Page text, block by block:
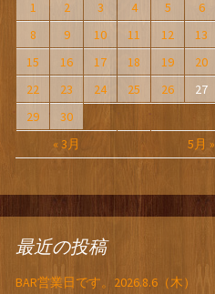
« 3月 5月 »
1 2 3 4 5 6
8
9 10 11 12 13
15
16 17 18 19 20
22
23 24 25 26 27
29
30
最近の投稿
BAR営業日です。2026.8.6（木）